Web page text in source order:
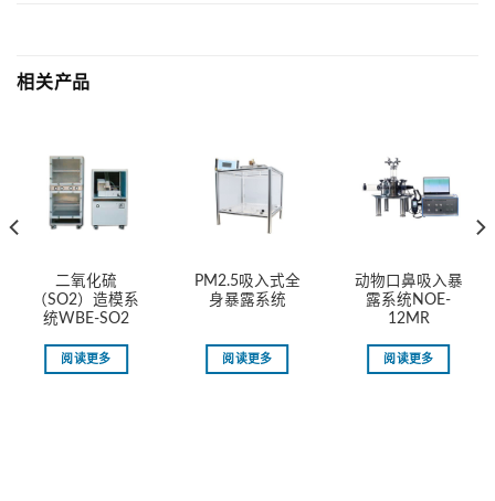
相关产品
二氧化硫
（SO2）造模系
统WBE-SO2
阅读更多
PM2.5吸入式全
身暴露系统
阅读更多
动物口鼻吸入暴
露系统NOE-
12MR
阅读更多